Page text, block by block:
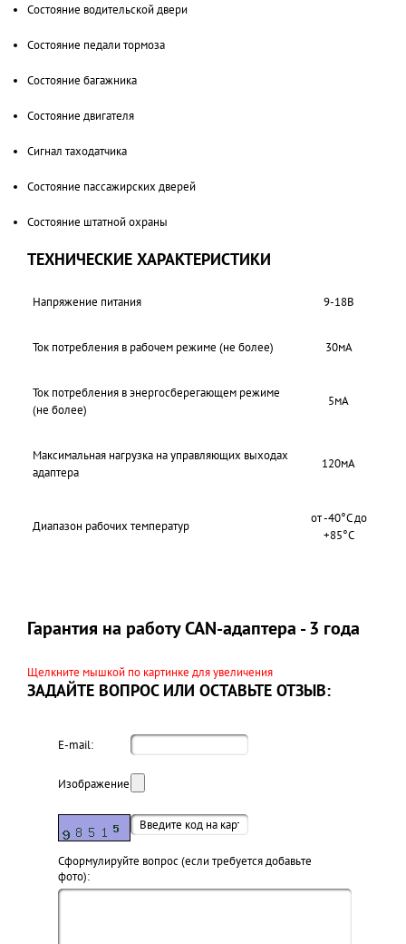
Состояние водительской двери
Состояние педали тормоза
Состояние багажника
Состояние двигателя
Сигнал таходатчика
Состояние пассажирских дверей
Состояние штатной охраны
ТЕХНИЧЕСКИЕ ХАРАКТЕРИСТИКИ
Напряжение питания 9-18В
Ток потребления в рабочем режиме (не более) 30мА
Ток потребления в энергосберегающем режиме
(не более)
5мА
Максимальная нагрузка на управляющих выходах
адаптера
120мА
Диапазон рабочих температур
от -40°С до
+85°С
Гарантия на работу CAN-адаптера - 3 года
Щелкните мышкой по картинке для увеличения
ЗАДАЙТЕ ВОПРОС ИЛИ ОСТАВЬТЕ ОТЗЫВ:
E-mail:
Изображение:
Cформулируйте вопрос (если требуется добавьте
фото):